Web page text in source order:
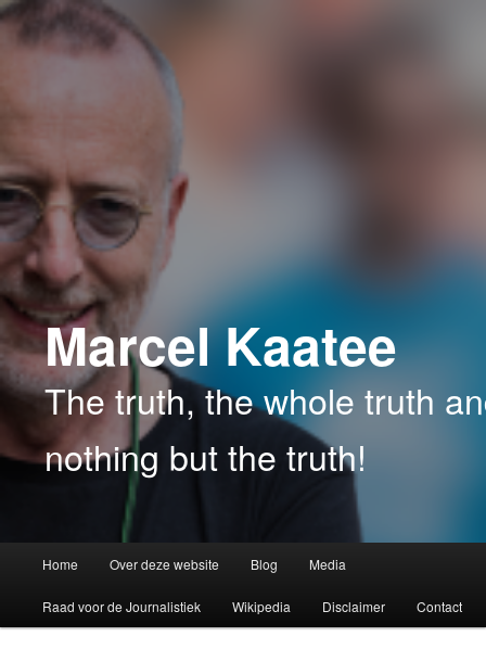
Spring
Spring
Marcel Kaatee
The truth, the whole truth
nothing but the truth!
Home Over deze website Blog Media
Raad voor de Journalistiek Wikipedia Disclaimer Contact